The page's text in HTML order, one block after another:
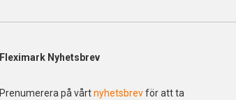
Fleximark Nyhetsbrev
Prenumerera på vårtnyhetsbrevför att ta